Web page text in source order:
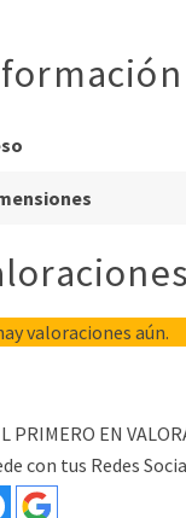
valoraciones aún.
PRIMERO EN
con tus Redes